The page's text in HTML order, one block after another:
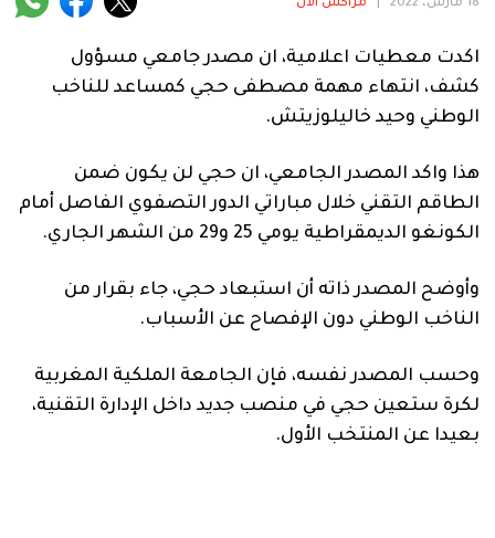
فنية
18 مارس، 2022 مراكش الآن
اكدت معطيات اعلامية، ان مصدر جامعي مسؤول
كشف، انتهاء مهمة مصطفى حجي كمساعد للناخب
الوطني وحيد خاليلوزيتش.
هذا واكد المصدر الجامعي، ان حجي لن يكون ضمن
الطاقم التقني خلال مباراتي الدور التصفوي الفاصل أمام
الكونغو الديمقراطية يومي 25 و29 من الشهر الجاري.
وأوضح المصدر ذاته أن استبعاد حجي، جاء بقرار من
الناخب الوطني دون الإفصاح عن الأسباب.
وحسب المصدر نفسه، فإن الجامعة الملكية المغربية
لكرة ستعين حجي في منصب جديد داخل الإدارة التقنية،
بعيدا عن المنتخب الأول.